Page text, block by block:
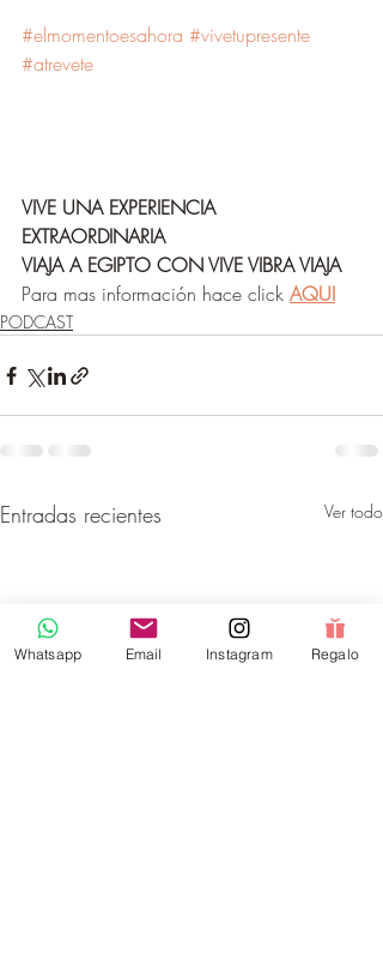
#elmomentoesahora #vivetupresente
#atrevete
VIVE UNA EXPERIENCIA
EXTRAORDINARIA
VIAJA A EGIPTO CON VIVE VIBRA VIAJA
Para mas información hace click AQUI
PODCAST
Entradas recientes Ver todo
Whatsapp Email Instagram Regalo